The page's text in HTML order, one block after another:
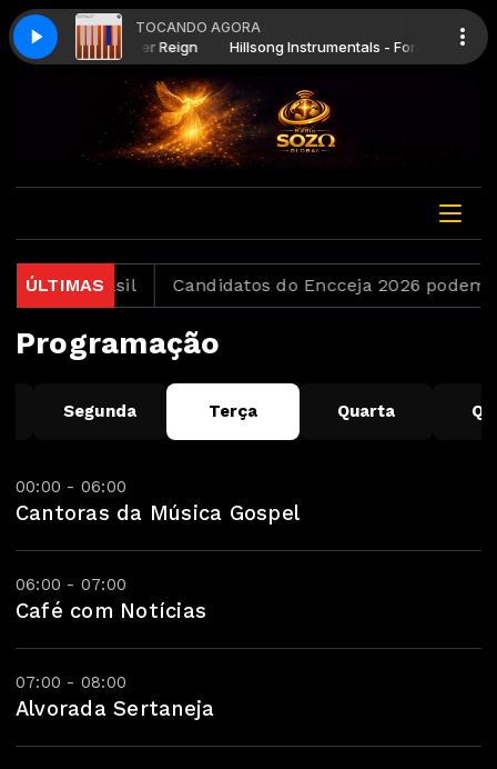
TOCANDO AGORA
- Forever Reign Hillsong Instrumentals - Forever Reign
ÚLTIMAS
no Brasil Candidatos do Encceja 2026 podem
Programação
Segunda Terça Quarta
00:00 - 06:00
Cantoras da Música Gospel
06:00 - 07:00
Café com Notícias
07:00 - 08:00
Alvorada Sertaneja